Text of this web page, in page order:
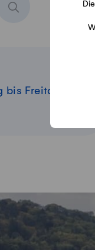
Freitag